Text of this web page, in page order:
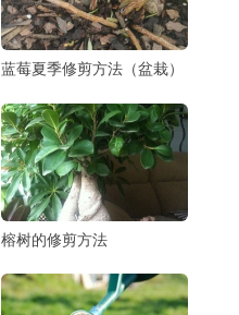
蓝莓夏季修剪方法（盆栽）
榕树的修剪方法